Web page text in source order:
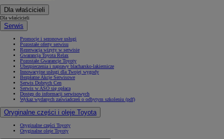
Dla właścicieli
Dla właścicieli
Serwis
Promocje i sezonowe usługi
Pozostałe oferty serwisu
Rezerwacja wizyty w serwisie
Gwarancja Toyota Relax
Pozostałe Gwarancje Toyoty
Ubezpieczenia i naprawy blacharsko-lakiernicze
Innowacyjne usługi dla Twojej wygody
Bezpłatne Akcje Serwisowe
Serwis Dobrych Cen
Serwis w ASO się opłaca
Dostęp do informacji serwisowych
Wykaz wydanych zaświadczeń o odbytym szkoleniu (pdf)
Oryginalne części i oleje Toyota
Oryginalne części Toyoty
Oryginalne oleje Toyoty